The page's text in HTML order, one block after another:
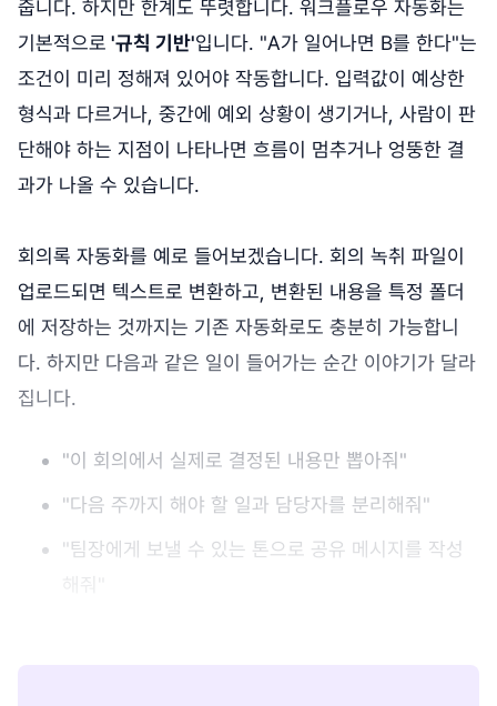
줍니다. 하지만 한계도 뚜렷합니다. 워크플로우 자동화는
기본적으로 '규칙 기반'입니다. "A가 일어나면 B를 한다"는
조건이 미리 정해져 있어야 작동합니다. 입력값이 예상한
형식과 다르거나, 중간에 예외 상황이 생기거나, 사람이 판
단해야 하는 지점이 나타나면 흐름이 멈추거나 엉뚱한 결
과가 나올 수 있습니다.
회의록 자동화를 예로 들어보겠습니다. 회의 녹취 파일이
업로드되면 텍스트로 변환하고, 변환된 내용을 특정 폴더
에 저장하는 것까지는 기존 자동화로도 충분히 가능합니
다. 하지만 다음과 같은 일이 들어가는 순간 이야기가 달라
집니다.
"이 회의에서 실제로 결정된 내용만 뽑아줘"
"다음 주까지 해야 할 일과 담당자를 분리해줘"
"팀장에게 보낼 수 있는 톤으로 공유 메시지를 작성